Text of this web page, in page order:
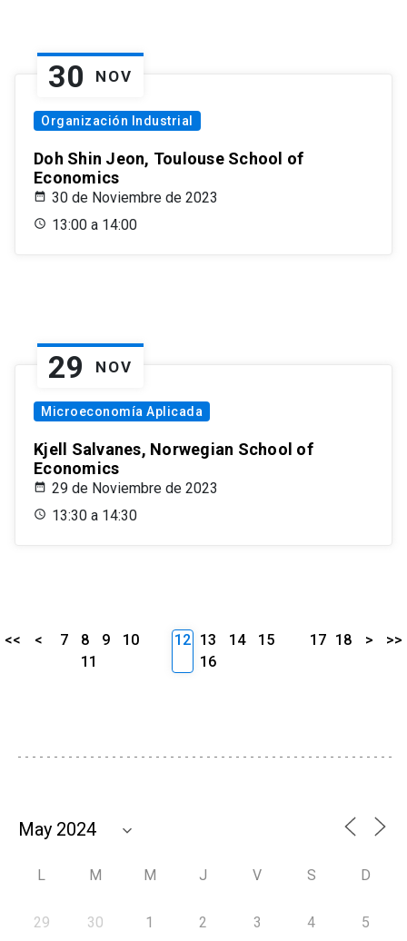
30 NOV
Organización Industrial
Doh Shin Jeon, Toulouse School of
Economics
30 de Noviembre de 2023
13:00 a 14:00
29 NOV
Microeconomía Aplicada
Kjell Salvanes, Norwegian School of
Economics
29 de Noviembre de 2023
13:30 a 14:30
<< < 7 8 9
10
11
12 13 14
15
16
17 18 > >>
L M M J V S D
29 30 1 2 3 4 5